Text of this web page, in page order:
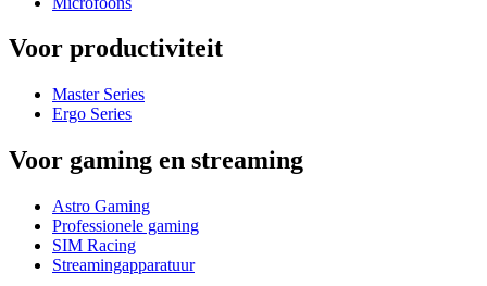
Voor productiviteit
Master Series
Ergo Series
Voor gaming en streaming
Astro Gaming
Professionele gaming
SIM Racing
Streamingapparatuur